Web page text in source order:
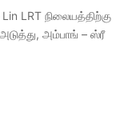
LRT நிலையத்திற்கு
அம்பாங் – ஸ்ரீ